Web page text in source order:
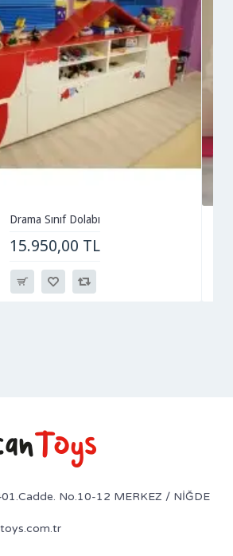
Drama Sınıf Dolabı
15.950,00 TL
No.10-12 MERKEZ / NİĞDE